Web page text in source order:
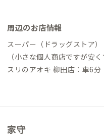
（徒歩4分）→到着 ▼名古
間）→金沢駅→（電車40分
→（徒歩4分）→到着 ▼富山
0分）→高岡駅→（電車20
高岡駅から →高岡駅→（電
分）→到着 ▼富山空港か
周辺のお店情報
スーパー（ドラッグストア
（小さな個人商店ですが安
スリのアオキ 柳田店：車6
見店：車6分 ・マックスバ
家守